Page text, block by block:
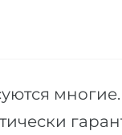
многие.